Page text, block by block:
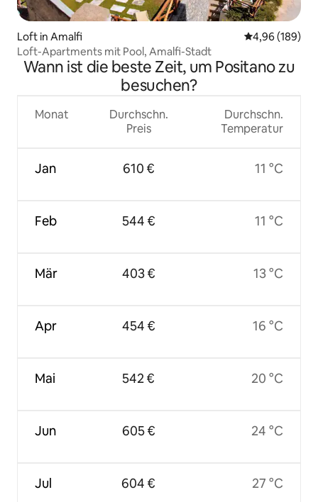
Loft in Amalfi
4,96 (189)
Loft-Apartments mit Pool, Amalfi-Stadt
Wann ist die beste Zeit, um Positano zu
besuchen?
Monat
Jan
Feb
Mär
Apr
Mai
Jun
Jul
Durchschn.
Preis
610 €
544 €
403 €
454 €
542 €
605 €
604 €
Durchschn.
Temperatur
11 °C
11 °C
13 °C
16 °C
20 °C
24 °C
27 °C